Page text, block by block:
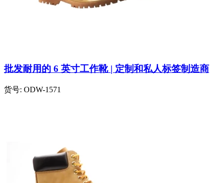
批发耐用的 6 英寸工作靴 | 定制和私人标签制造商
货号: ODW-1571